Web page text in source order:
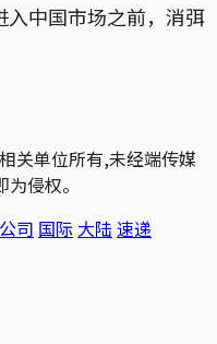
中国市场之前，消弭
关单位所有,未经端传媒
侵权。
司 国际 大陆 速递